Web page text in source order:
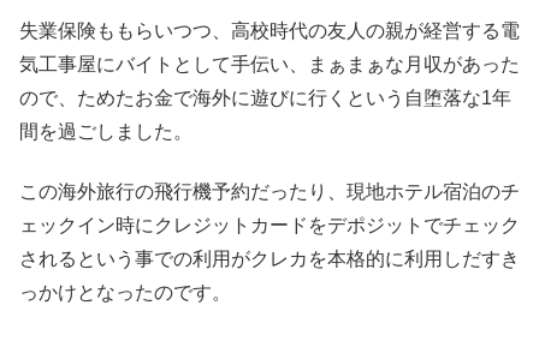
失業保険ももらいつつ、高校時代の友人の親が経営する電
気工事屋にバイトとして手伝い、まぁまぁな月収があった
ので、ためたお金で海外に遊びに行くという自堕落な1年
間を過ごしました。
この海外旅行の飛行機予約だったり、現地ホテル宿泊のチ
ェックイン時にクレジットカードをデポジットでチェック
されるという事での利用がクレカを本格的に利用しだすき
っかけとなったのです。